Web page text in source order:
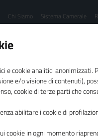
Chi Siamo Sistema Camerale
camerale
e cookie analitici anonimizzati.
e/o visione di contenuti),
cookie di terze parti che
abilitare i cookie di
cookie in ogni momento